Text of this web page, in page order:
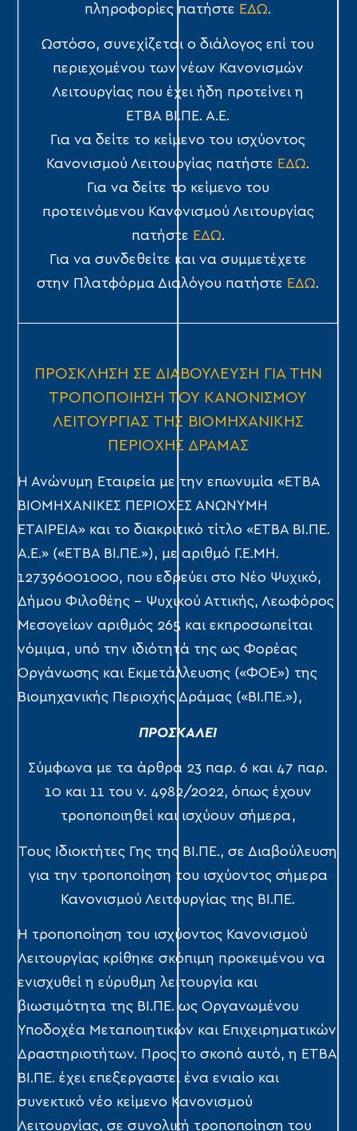
πληροφορίες πατήστε ΕΔΩ.
Ωστόσο, συνεχίζεται ο διάλογος επί του
περιεχομένου των νέων Κανονισμών
Λειτουργίας που έχει ήδη προτείνει η
ΕΤΒΑ ΒΙ.ΠΕ. Α.Ε.
Για να δείτε το κείμενο του ισχύοντος
Κανονισμού Λειτουργίας πατήστε ΕΔΩ.
Για να δείτε το κείμενο του
προτεινόμενου Κανονισμού Λειτουργίας
πατήστε ΕΔΩ.
Για να συνδεθείτε και να συμμετέχετε
στην Πλατφόρμα Διαλόγου πατήστε ΕΔΩ.
ΠΡΟΣΚΛΗΣΗ ΣΕ ΔΙΑΒΟΥΛΕΥΣΗ ΓΙΑ ΤΗΝ
ΤΡΟΠΟΠΟΙΗΣΗ ΤΟΥ ΚΑΝΟΝΙΣΜΟΥ
ΛΕΙΤΟΥΡΓΙΑΣ ΤΗΣ ΒΙΟΜΗΧΑΝΙΚΗΣ
ΠΕΡΙΟΧΗΣ ΔΡΑΜΑΣ
Η Ανώνυμη Εταιρεία με την επωνυμία «ΕΤΒΑ
ΒΙΟΜΗΧΑΝΙΚΕΣ ΠΕΡΙΟΧΕΣ ΑΝΩΝΥΜΗ
ΕΤΑΙΡΕΙΑ» και το διακριτικό τίτλο «ΕΤΒΑ ΒΙ.ΠΕ.
Α.Ε.» («ΕΤΒΑ ΒΙ.ΠΕ.»), με αριθμό Γ.Ε.ΜΗ.
127396001000, που εδρεύει στο Νέο Ψυχικό,
Δήμου Φιλοθέης – Ψυχικού Αττικής, Λεωφόρος
Μεσογείων αριθμός 265 και εκπροσωπείται
νόμιμα, υπό την ιδιότητά της ως Φορέας
Οργάνωσης και Εκμετάλλευσης («ΦΟΕ») της
Βιομηχανικής Περιοχής Δράμας («ΒΙ.ΠΕ.»),
ΠΡΟΣΚΑΛΕΙ
Σύμφωνα με τα άρθρα 23 παρ. 6 και 47 παρ.
10 και 11 του ν. 4982/2022, όπως έχουν
τροποποιηθεί και ισχύουν σήμερα,
Τους Ιδιοκτήτες Γης της ΒΙ.ΠΕ., σε Διαβούλευση
για την τροποποίηση του ισχύοντος σήμερα
Κανονισμού Λειτουργίας της ΒΙ.ΠΕ.
Η τροποποίηση του ισχύοντος Κανονισμού
Λειτουργίας κρίθηκε σκόπιμη προκειμένου να
ενισχυθεί η εύρυθμη λειτουργία και
βιωσιμότητα της ΒΙ.ΠΕ. ως Οργανωμένου
Υποδοχέα Μεταποιητικών και Επιχειρηματικών
Δραστηριοτήτων. Προς το σκοπό αυτό, η ΕΤΒΑ
ΒΙ.ΠΕ. έχει επεξεργαστεί ένα ενιαίο και
συνεκτικό νέο κείμενο Κανονισμού
Λειτουργίας, σε συνολική τροποποίηση του